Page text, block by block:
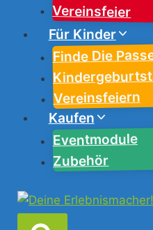
Vereinsfeier
Für Kinder
Finde Die
Vereinsfeiern
Kaufen
Eventmodule
Zubehör